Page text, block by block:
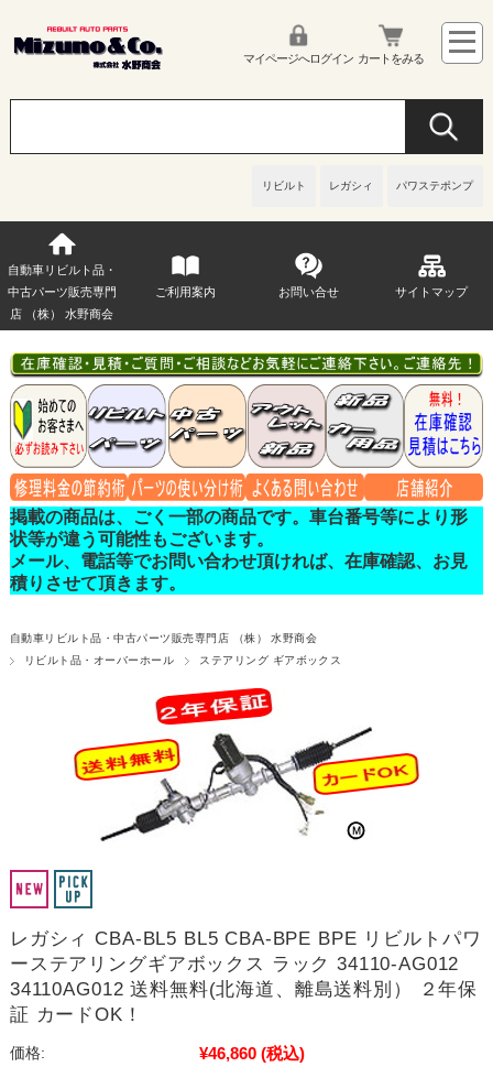
リビルト レガシィ パワステポンプ
マイページへログイン カートをみる
自動車リビルト品・
中古パーツ販売専門
店 （株） 水野商会
ご利用案内 お問い合せ サイトマップ
掲載の商品は、ごく一部の商品です。車台番号等により形
状等が違う可能性もございます。
メール、電話等でお問い合わせ頂ければ、在庫確認、お見
積りさせて頂きます。
自動車リビルト品・中古パーツ販売専門店 （株） 水野商会
リビルト品・オーバーホール
ステアリング ギアボックス
レガシィ CBA-BL5 BL5 CBA-BPE BPE リビルトパワ
ーステアリングギアボックス ラック 34110-AG012
34110AG012 送料無料(北海道、離島送料別） ２年保
証 カードOK！
価格: ¥46,860 (税込)